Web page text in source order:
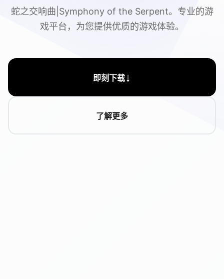
蛇之交响曲|Symphony of the Serpent。专业的游
戏平台，为您提供优质的游戏体验。
即刻下载↓
了解更多